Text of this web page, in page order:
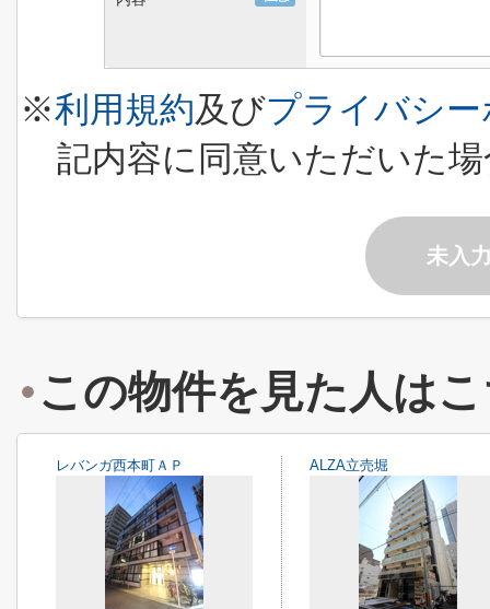
※利用規約及びプライバシ
記内容に同意いただいた
未入
この物件を見た人は
レバンガ西本町ＡＰ ALZA立売堀